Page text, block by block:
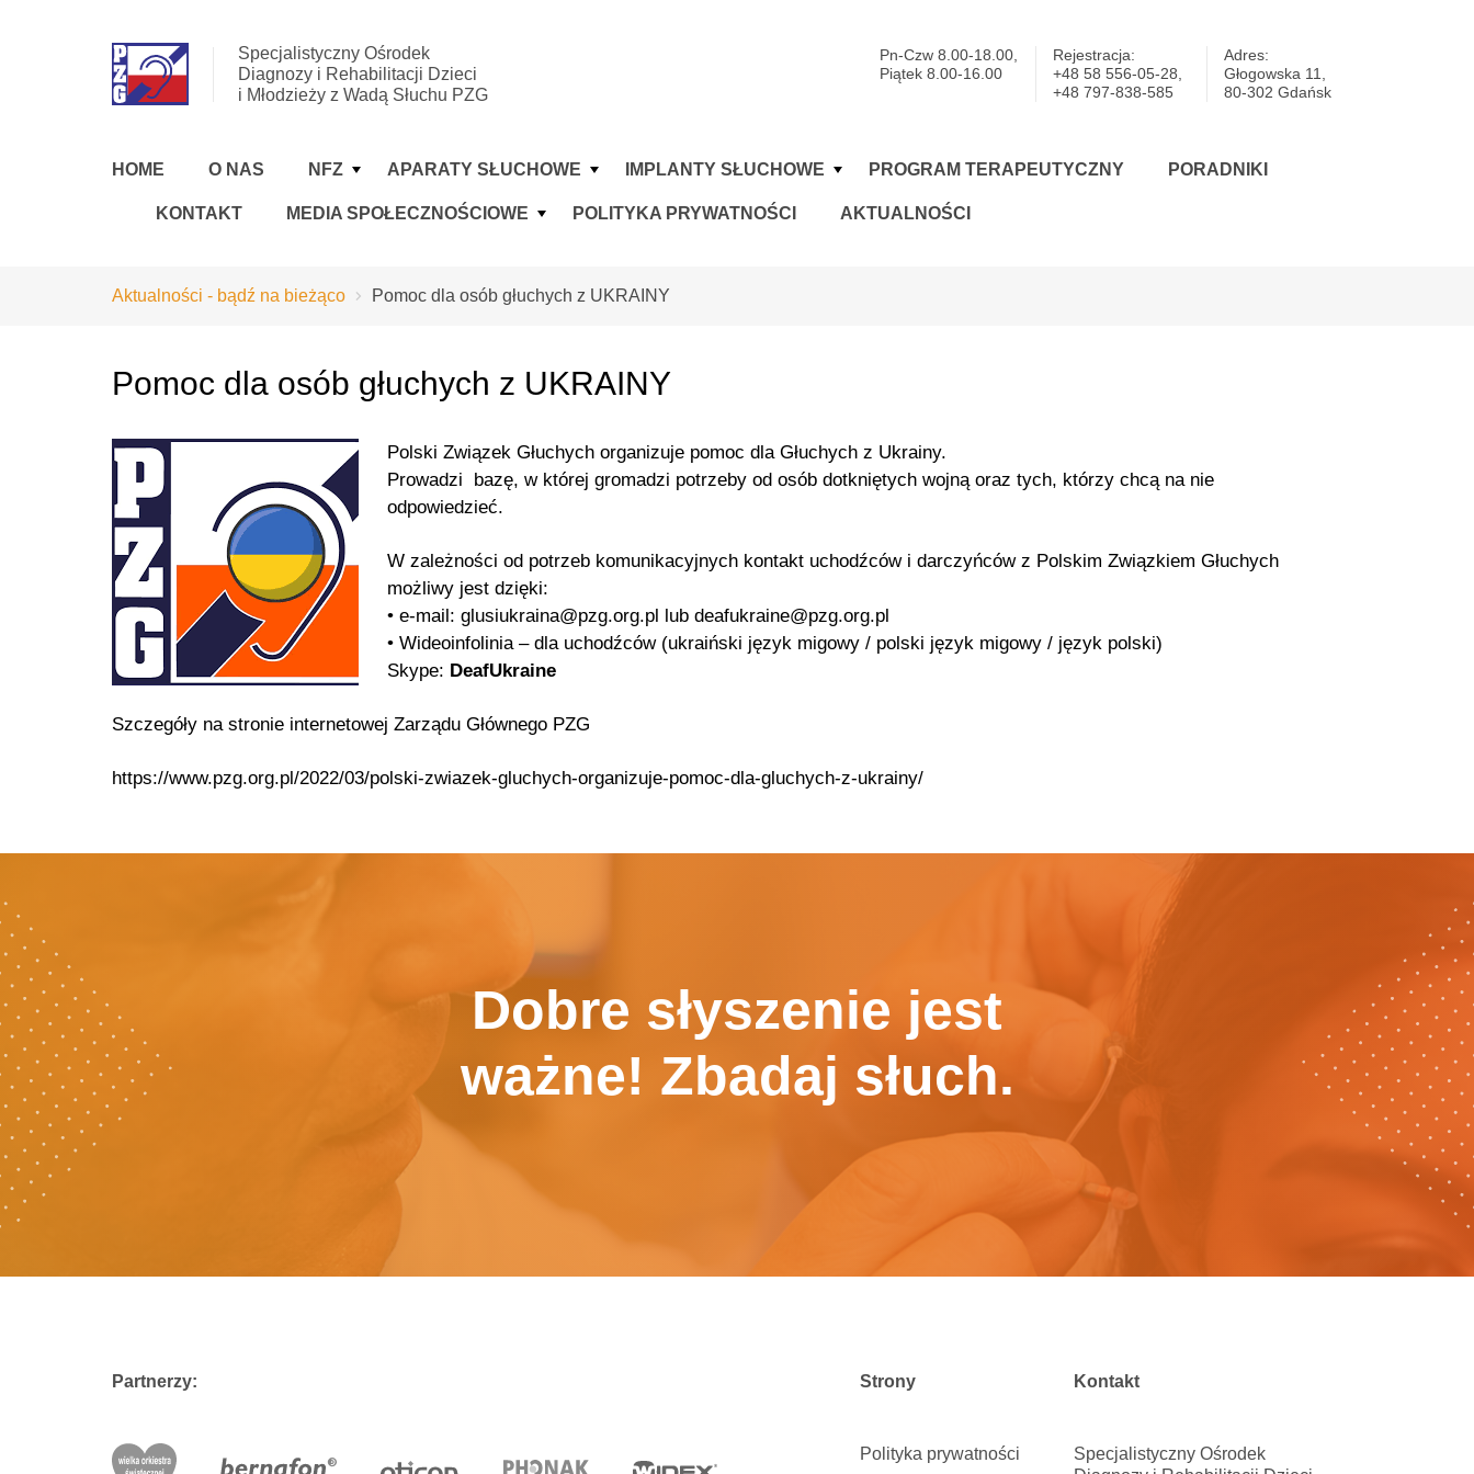
Specjalistyczny Ośrodek
Diagnozy i Rehabilitacji Dzieci
i Młodzieży z Wadą Słuchu PZG
Pn-Czw 8.00-18.00,
Piątek 8.00-16.00
Rejestracja:
+48 58 556-05-28,
+48 797-838-585
Adres:
Głogowska 11,
80-302 Gdańsk
HOME O NAS NFZ APARATY SŁUCHOWE IMPLANTY SŁUCHOWE PROGRAM TERAPEUTYCZNY PORADNIKI
KONTAKT MEDIA SPOŁECZNOŚCIOWE POLITYKA PRYWATNOŚCI AKTUALNOŚCI
Aktualności - bądź na bieżąco Pomoc dla osób głuchych z UKRAINY
Pomoc dla osób głuchych z UKRAINY
Polski Związek Głuchych organizuje pomoc dla Głuchych z Ukrainy.
Prowadzi bazę, w której gromadzi potrzeby od osób dotkniętych wojną oraz tych, którzy chcą na nie
odpowiedzieć.
W zależności od potrzeb komunikacyjnych kontakt uchodźców i darczyńców z Polskim Związkiem Głuchych
możliwy jest dzięki:
• e-mail: glusiukraina@pzg.org.pl lub deafukraine@pzg.org.pl
• Wideoinfolinia – dla uchodźców (ukraiński język migowy / polski język migowy / język polski)
Skype: DeafUkraine
Szczegóły na stronie internetowej Zarządu Głównego PZG
https://www.pzg.org.pl/2022/03/polski-zwiazek-gluchych-organizuje-pomoc-dla-gluchych-z-ukrainy/
Dobre słyszenie jest
ważne! Zbadaj słuch.
Partnerzy: Strony
Polityka prywatności
Kontakt
Specjalistyczny Ośrodek